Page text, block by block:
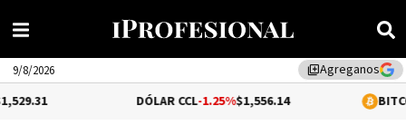
library_addAgreganos
9/8/2026
-1.25%$1,556.14 0.19%